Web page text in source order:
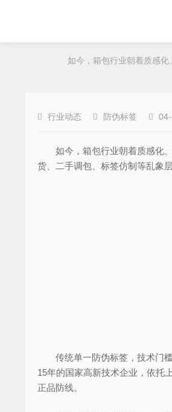
如今，箱包行业朝着质感化、
行业动态 防伪标签
如今，箱包行业朝着质感化、
货、二手调包、标签仿制等乱象
传统单一防伪标签，技术门槛
15年的国家高新技术企业，依托
正品防线。